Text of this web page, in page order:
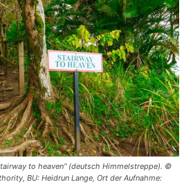
to heaven“ (deutsch Himmelstreppe). ©
BU: Heidrun Lange, Ort der Aufnahme: